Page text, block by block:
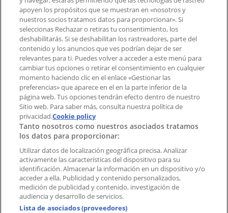
Notificar un folleto
¿Encontraste un problema en la web o en la
aplicación?
Índices
Marcas
Marcas locales
Negocios
Negocios cercanos
Productos
Productos locales
Ciudades
Descargar la APP Tiendeo
apoyen los propósitos que se muestran en «nosotros y
nuestros socios tratamos datos para proporcionar». Si
seleccionas Rechazar o retiras tu consentimiento, los
deshabilitarás. Si se deshabilitan los rastreadores, parte del
contenido y los anuncios que ves podrían dejar de ser
relevantes para ti. Puedes volver a acceder a este menú para
cambiar tus opciones o retirar el consentimiento en cualquier
momento haciendo clic en el enlace «Gestionar las
preferencias» que aparece en el en la parte inferior de la
página web. Tus opciones tendrán efecto dentro de nuestro
Sitio web. Para saber más, consulta nuestra política de
privacidad.Cookie policy
Tanto nosotros como nuestros asociados tratamos
los datos para proporcionar:
Utilizar datos de localización geográfica precisa. Analizar
activamente las características del dispositivo para su
identificación. Almacenar la información en un dispositivo y/o
acceder a ella. Publicidad y contenido personalizados,
medición de publicidad y contenido, investigación de
audiencia y desarrollo de servicios.
Lista de asociados (proveedores)